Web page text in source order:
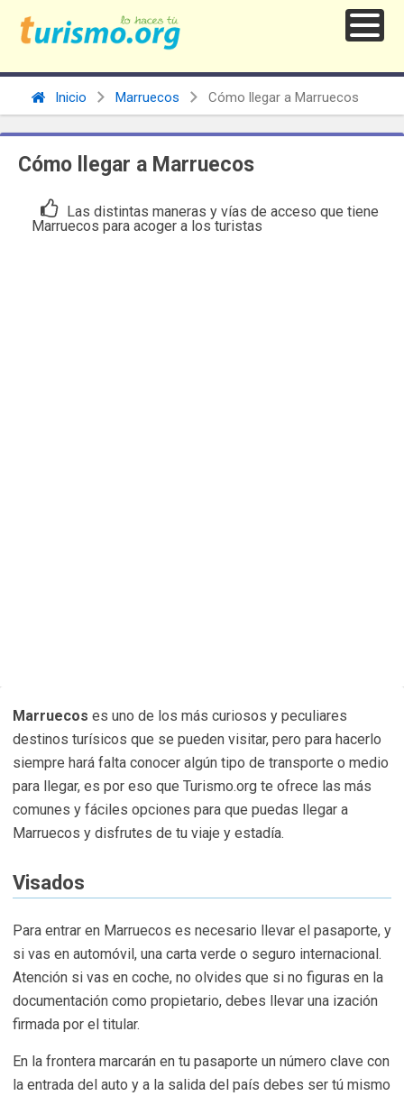
Inicio Marruecos Cómo llegar a Marruecos
Cómo llegar a Marruecos
Las distintas maneras y vías de acceso que tiene
Marruecos para acoger a los turistas
Marruecos es uno de los más curiosos y peculiares
destinos turísicos que se pueden visitar, pero para hacerlo
siempre hará falta conocer algún tipo de transporte o medio
para llegar, es por eso que Turismo.org te ofrece las más
comunes y fáciles opciones para que puedas llegar a
Marruecos y disfrutes de tu viaje y estadía.
Visados
Para entrar en Marruecos es necesario llevar el pasaporte, y
si vas en automóvil, una carta verde o seguro internacional.
Atención si vas en coche, no olvides que si no figuras en la
documentación como propietario, debes llevar una ización
firmada por el titular.
En la frontera marcarán en tu pasaporte un número clave con
la entrada del auto y a la salida del país debes ser tú mismo